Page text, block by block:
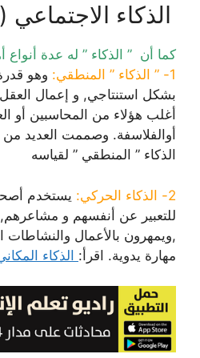
الذكاء
كما أن ” الذكاء ” له عدة أنواع
1- ” الذكاء ” المنطقي:
وهو
بشكل استنتاجي, و إعمال
أغلب هؤلاء من المحاسبين أو
أوالفلاسفة. وصممت العديد من
الذكاء ” المنطقي ” لقياسه
2- الذكاء الحركي:
يستخدم
للتعبير عن أنفسهم و مشاعرهم,
,ويمهرون بالأعمال والنشاطات
مهارة يدوية. اقرأ: الذكاء